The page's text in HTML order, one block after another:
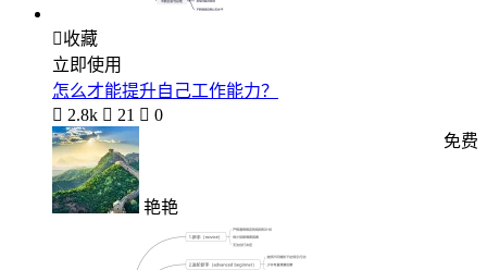
收藏
立即使用
怎么才能提升自己工作能力？
 2.8k  21  0
艳艳
免费